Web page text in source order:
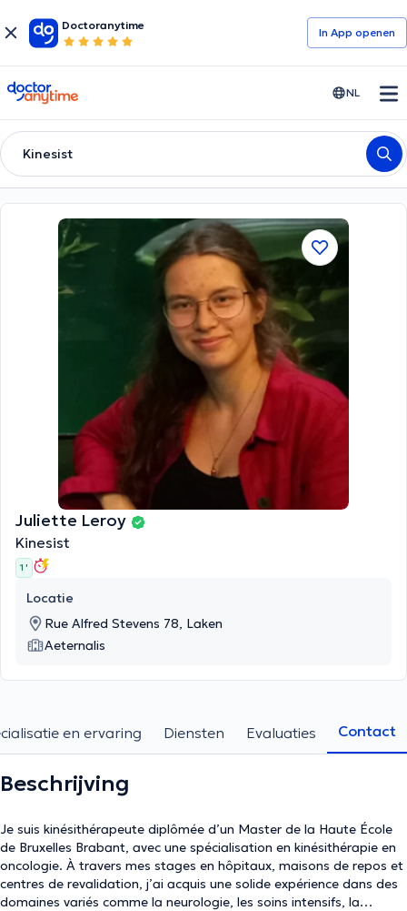
Doctoranytime
In App openen
doctoranytime NL
Kinesist
Juliette Leroy
Kinesist
1 '
Locatie
Rue Alfred Stevens 78, Laken
Aeternalis
en ervaring Diensten Evaluaties Contact
Beschrijving
Je suis kinésithérapeute diplômée d’un Master de la Haute École
de Bruxelles Brabant, avec une spécialisation en kinésithérapie en
oncologie. À travers mes stages en hôpitaux, maisons de repos et
centres de revalidation, j’ai acquis une solide expérience dans des
domaines variés comme la neurologie, les soins intensifs, la